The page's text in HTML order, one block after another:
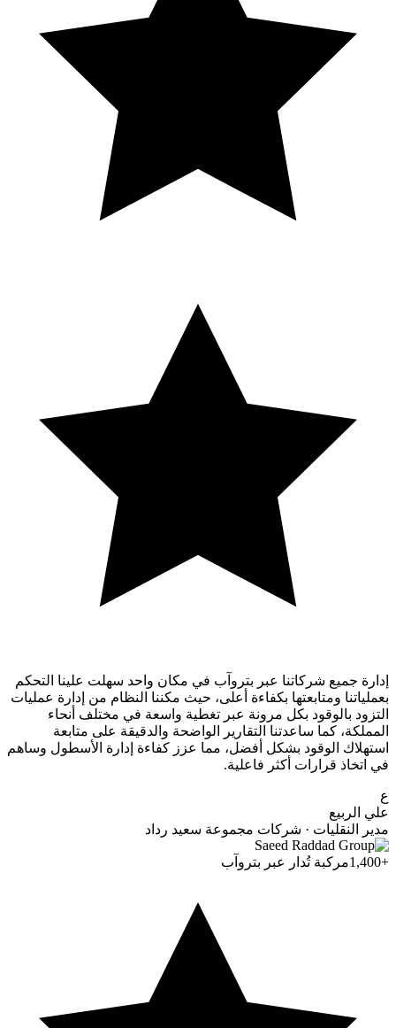
إدارة جميع شركاتنا عبر بتروآب في مكان واحد سهلت علينا التحكم
بعملياتنا ومتابعتها بكفاءة أعلى، حيث مكننا النظام من إدارة عمليات
التزود بالوقود بكل مرونة عبر تغطية واسعة في مختلف أنحاء
المملكة، كما ساعدتنا التقارير الواضحة والدقيقة على متابعة
استهلاك الوقود بشكل أفضل، مما عزز كفاءة إدارة الأسطول وساهم
في اتخاذ قرارات أكثر فاعلية.
ع
علي الربيع
مدير النقليات · شركات مجموعة سعيد رداد
+1,400 مركبة تُدار عبر بتروآب